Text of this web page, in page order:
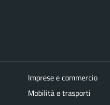
Imprese e commercio
Mobilità e trasporti